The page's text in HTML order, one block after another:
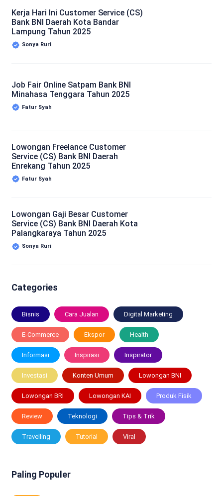
Kerja Hari Ini Customer Service (CS)
Bank BNI Daerah Kota Bandar
Lampung Tahun 2025
Sonya Ruri
Job Fair Online Satpam Bank BNI
Minahasa Tenggara Tahun 2025
Fatur Syah
Lowongan Freelance Customer
Service (CS) Bank BNI Daerah
Enrekang Tahun 2025
Fatur Syah
Lowongan Gaji Besar Customer
Service (CS) Bank BNI Daerah Kota
Palangkaraya Tahun 2025
Sonya Ruri
Categories
Bisnis Cara Jualan Digital Marketing
E-Commerce Ekspor Health
Informasi Inspirasi Inspirator
Investasi Konten Umum Lowongan BNI
Lowongan BRI Lowongan KAI Produk Fisik
Review Teknologi Tips & Trik
Travelling Tutorial Viral
Paling Populer